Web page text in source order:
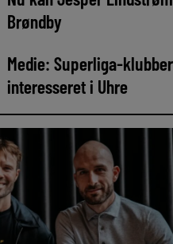
Brøndby
Medie: Superliga-klubber
interesseret i Uhre